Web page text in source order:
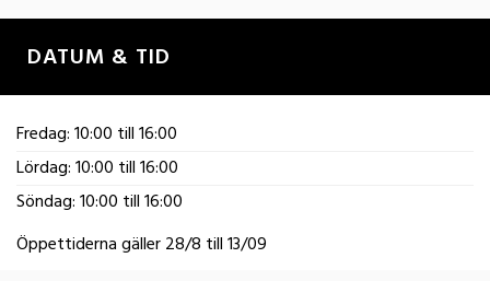
DATUM & TID
Fredag: 10:00 till 16:00
Lördag: 10:00 till 16:00
Söndag: 10:00 till 16:00
Öppettiderna gäller 28/8 till 13/09